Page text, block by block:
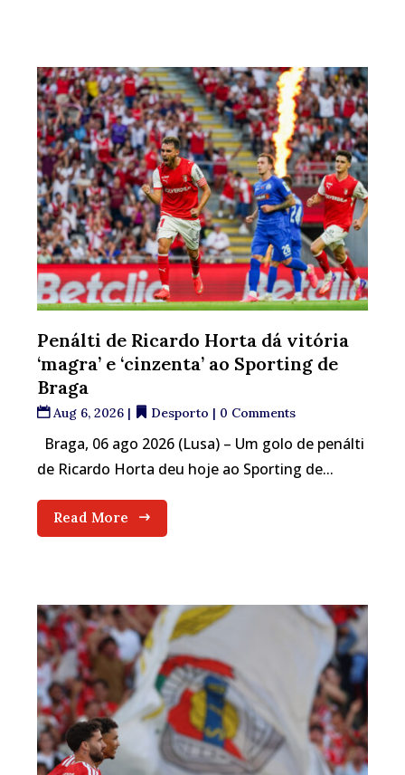
Penálti de Ricardo Horta dá vitória
‘magra’ e ‘cinzenta’ ao Sporting de
Braga
Aug 6, 2026 | Desporto | 0 Comments
Braga, 06 ago 2026 (Lusa) – Um golo de penálti
de Ricardo Horta deu hoje ao Sporting de...
Read More